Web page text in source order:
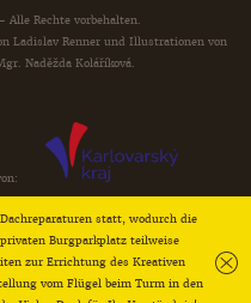
statt, wodurch die
Burgparkplatz teilweise
zur Errichtung des Kreativen
vom Flügel beim Turm in den
Rechte vorbehalten.
Ladislav Renner und Illustrationen von
Naděžda Koláříková.